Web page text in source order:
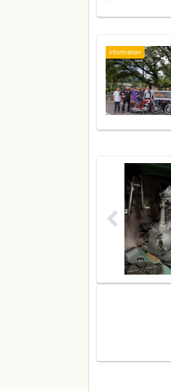
information